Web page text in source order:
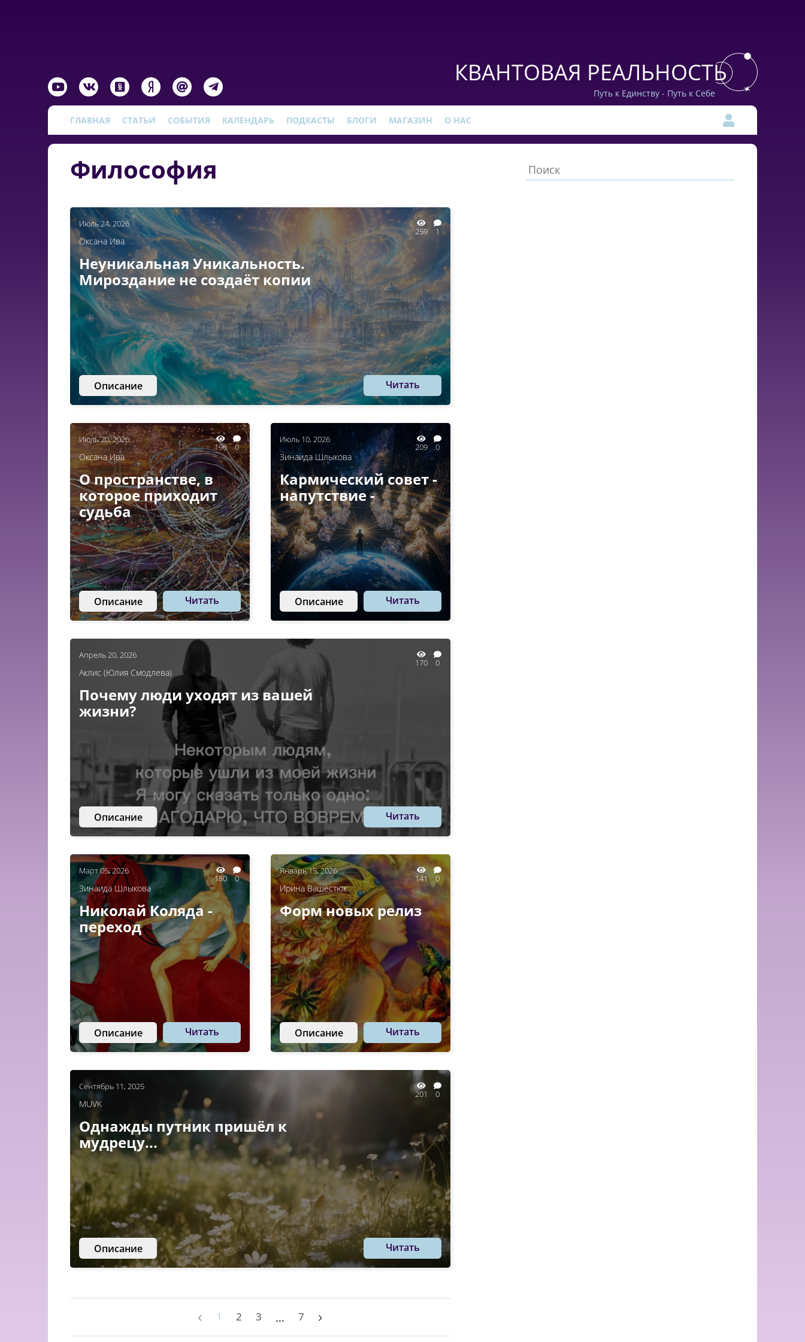
КВАНТОВАЯ РЕАЛЬНОСТЬ
Путь к Единству - Путь к Себе
ГЛАВНАЯ СТАТЬИ СОБЫТИЯ КАЛЕНДАРЬ ПОДКАСТЫ БЛОГИ МАГАЗИН О НАС
Философия
Июль 24, 2026
259 1
Оксана Ива
Неуникальная Уникальность.
Мироздание не создаёт копии
Описание Читать
Июль 20, 2026
196 0
Оксана Ива
О пространстве, в
которое приходит
судьба
Описание Читать
Июль 10, 2026
209 0
Зинаида Шлыкова
Кармический совет -
напутствие -
Описание Читать
Апрель 20, 2026
170 0
Аклис (Юлия Смодлева)
Почему люди уходят из вашей
жизни?
Описание Читать
Март 05, 2026
180 0
Зинаида Шлыкова
Николай Коляда -
переход
Описание Читать
Январь 15, 2026
141 0
Ирина Вашестюк
Форм новых релиз
Описание Читать
Сентябрь 11, 2025
201 0
MUVK
Однажды путник пришёл к
мудрецу...
Описание Читать
‹ 1 2 3 ... 7 ›